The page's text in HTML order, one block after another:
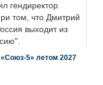
гендиректор
том, что Дмитрий
выходит из
«Союз-5» летом 2027